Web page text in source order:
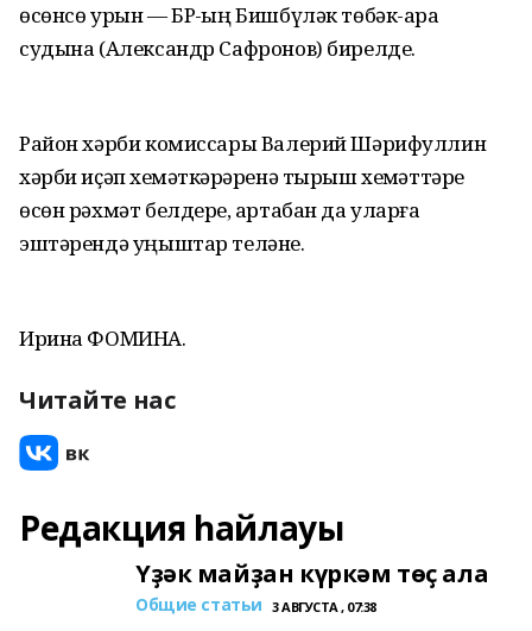
өсөнсө урын — БР-ҙың Бишбүләк төбәк-ара
судына (Александр Сафронов) бирелде.
Район хәрби комиссары Валерий Шәрифуллин
хәрби иҫәп хеҙмәткәрҙәренә тырыш хеҙмәттәре
өсөн рәхмәт белдерҙе, артабан да уларға
эштәрендә уңыштар теләне.
Ирина ФОМИНА.
Читайте нас
Редакция һайлауы
Үҙәк майҙан күркәм төҫ ала
Общие статьи 3 АВГУСТА , 07:38